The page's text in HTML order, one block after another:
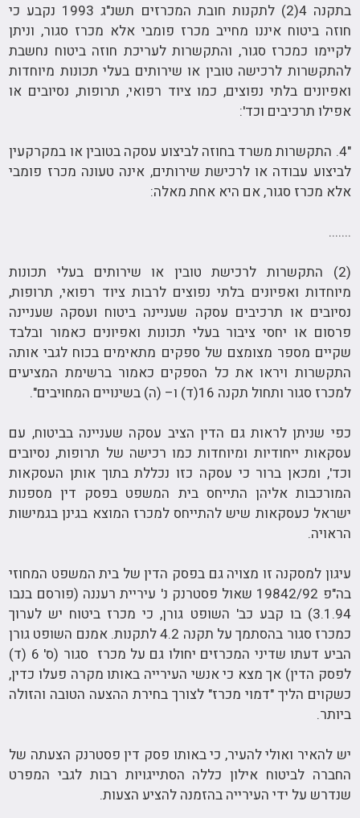
בתקנה 4(2) לתקנות חובת המכרזים תשנ"ג 1993 נקבע כי
חוזה ביטוח איננו מחייב מכרז פומבי אלא מכרז סגור, וניתן
לקיימו כמכרז סגור, והתקשרות לעריכת חוזה ביטוח נחשבת
להתקשרות לרכישה טובין או שירותים בעלי תכונות מיוחדות
ואפיונים בלתי נפוצים, כמו ציוד רפואי, תרופות, נסיובים או
אפילו תרכיבים וכד':
"4. התקשרות משרד בחוזה לביצוע עסקה בטובין או במקרקעין
לביצוע עבודה או לרכישת שירותים, אינה טעונה מכרז פומבי
אלא מכרז סגור, אם היא אחת מאלה:
.......
(2) התקשרות לרכישת טובין או שירותים בעלי תכונות
מיוחדות ואפיונים בלתי נפוצים לרבות ציוד רפואי, תרופות,
נסיובים או תרכיבים עסקה שעניינה ביטוח ועסקה שעניינה
פרסום או יחסי ציבור בעלי תכונות ואפיונים כאמור ובלבד
שקיים מספר מצומצם של ספקים מתאימים בכוח לגבי אותה
התקשרות ויראו את כל הספקים כאמור ברשימת המציעים
למכרז סגור ותחול תקנה 16(ד) ו– (ה) בשינויים המחויבים".
כפי שניתן לראות גם הדין הציב עסקה שעניינה בביטוח, עם
עסקאות ייחודיות ומיוחדות כמו רכישה של תרופות, נסיובים
וכד', ומכאן ברור כי עסקה כזו נכללת בתוך אותן העסקאות
המורכבות אליהן התייחס בית המשפט בפסק דין מספנות
ישראל כעסקאות שיש להתייחס למכרז המוצא בגינן בגמישות
הראויה.
עיגון למסקנה זו מצויה גם בפסק הדין של בית המשפט המחוזי
בה"פ 19842/92 שאול פסטרנק נ' עיריית רעננה (פורסם בנבו
3.1.94) בו קבע כב' השופט גורן, כי מכרז ביטוח יש לערוך
כמכרז סגור בהסתמך על תקנה 4.2 לתקנות. אמנם השופט גורן
הביע דעתו שדיני המכרזים יחולו גם על מכרז סגור (ס' 6 (ד)
לפסק הדין) אך מצא כי אנשי העירייה באותו מקרה פעלו כדין,
כשקוים הליך "דמוי מכרז" לצורך בחירת ההצעה הטובה והזולה
ביותר.
יש להאיר ואולי להעיר, כי באותו פסק דין פסטרנק הצעתה של
החברה לביטוח אילון כללה הסתייגויות רבות לגבי המפרט
שנדרש על ידי העירייה בהזמנה להציע הצעות.